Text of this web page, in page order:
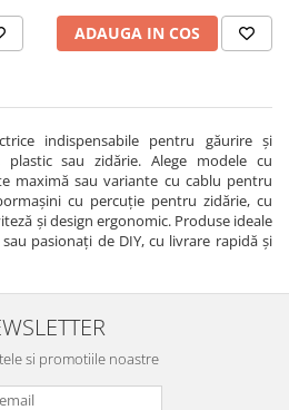
ADAUGA IN COS
indispensabile pentru găurire și
sau zidărie. Alege modele cu
maximă sau variante cu cablu pentru
cu percuție pentru zidărie, cu
și design ergonomic. Produse ideale
pasionați de DIY, cu livrare rapidă și
si promotiile noastre